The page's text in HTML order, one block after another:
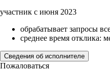
участник с июня 2023
обрабатывает запросы
среднее время отклика:
Сведения об исполнителе
Пожаловаться